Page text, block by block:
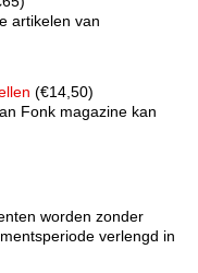
artikelen van
(€14,50)
Fonk magazine kan
worden zonder
verlengd in